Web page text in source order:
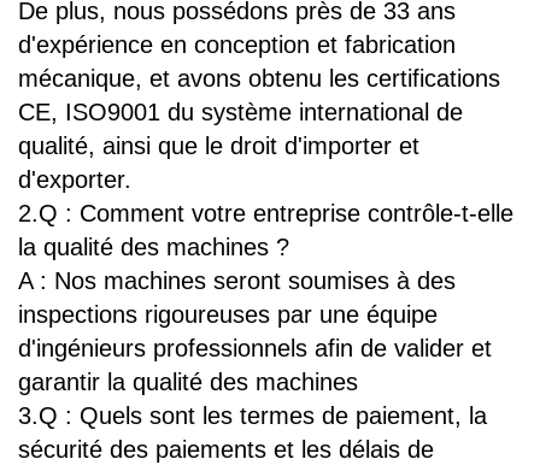
De plus, nous possédons près de 33 ans
d'expérience en conception et fabrication
mécanique, et avons obtenu les certifications
CE, ISO9001 du système international de
qualité, ainsi que le droit d'importer et
d'exporter.
2.Q : Comment votre entreprise contrôle-t-elle
la qualité des machines ?
A : Nos machines seront soumises à des
inspections rigoureuses par une équipe
d'ingénieurs professionnels afin de valider et
garantir la qualité des machines
3.Q : Quels sont les termes de paiement, la
sécurité des paiements et les délais de